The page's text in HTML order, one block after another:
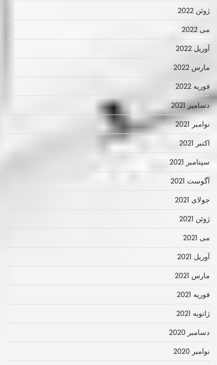
ژوئن 2022
می 2022
آوریل 2022
مارس 2022
فوریه 2022
دسامبر 2021
نوامبر 2021
اکتبر 2021
سپتامبر 2021
آگوست 2021
جولای 2021
ژوئن 2021
می 2021
آوریل 2021
مارس 2021
فوریه 2021
ژانویه 2021
دسامبر 2020
نوامبر 2020